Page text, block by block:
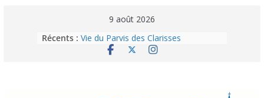
9 août 2026
Récents : Vie du Parvis des Clarisses
La brochure « Des vacances